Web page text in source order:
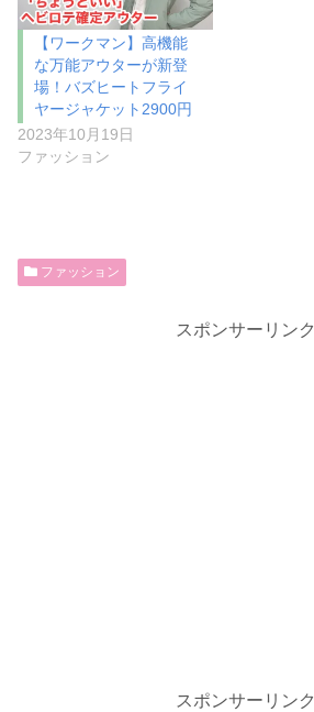
【ワークマン】高機能
な万能アウターが新登
場！バズヒートフライ
ヤージャケット2900円
2023年10月19日
ファッション
ファッション
スポンサーリンク
スポンサーリンク